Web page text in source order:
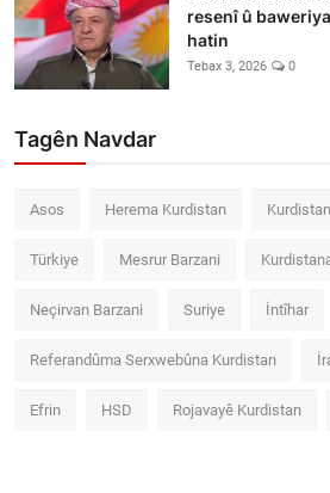
resenî û
hatin
Tebax 3, 2026 0
Tagên Navdar
Asos Herema Kurdistan Kurdistan
Türkiye Mesrur Barzani
Neçirvan Barzani Suriye İntîhar
Referandûma Serxwebûna Kurdistan
Efrin HSD Rojavayê Kurdistan